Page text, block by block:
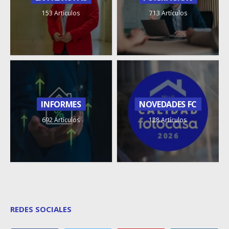
153 Artículos 713 Artículos
INFORMES
692 Artículos
NOVEDADES FC
128 Artículos
REDES SOCIALES